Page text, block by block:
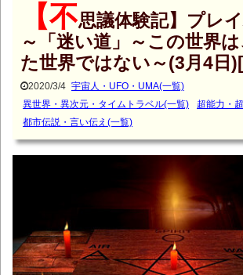
【不思議体験記】プレ
～「迷い道」～この世界
た世界ではない～(3月4日
2020/3/4 宇宙人・UFO・UMA(一覧)
異世界・異次元・タイムトラベル(一覧)
超能力・
都市伝説・言い伝え(一覧)